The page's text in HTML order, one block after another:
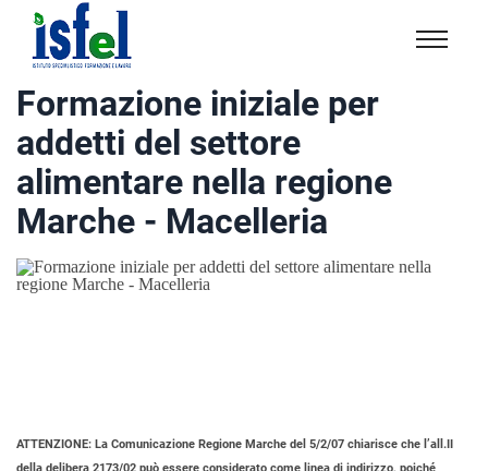
Isfel
Istituto
specialistico
formazione
e
lavoro
Formazione iniziale per
addetti del settore
alimentare nella regione
Marche - Macelleria
ATTENZIONE: La Comunicazione Regione Marche del 5/2/07 chiarisce che l’all.II